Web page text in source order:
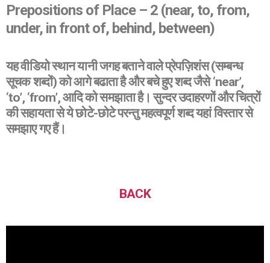
Prepositions of Place – 2 (near, to, from,
under, in front of, behind, between)
यह वीडियो स्थान यानी जगह बताने वाले प्रेपज़िशंस (सम्बन्ध
सूचक शब्दों) को आगे बढाता है और बचे हुए शब्द जैसे ‘near’,
‘to’, ‘from’, आदि को समझाता है। सुन्दर उदाहरणों और चित्रों
की सहायता से ये छोटे-छोटे परन्तु महत्वपूर्ण शब्द यहां विस्तार से
समझाए गए हैं।
BACK